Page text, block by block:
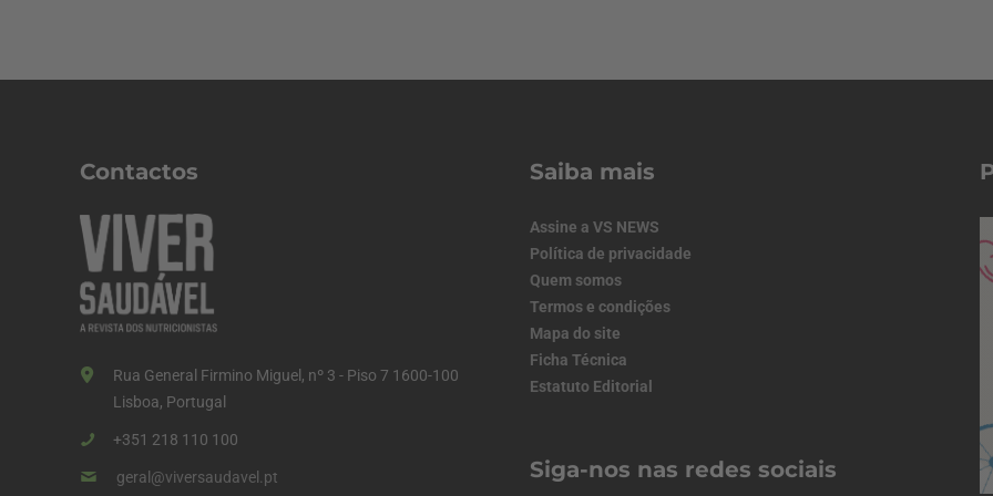
Contactos
Rua General Firmino Miguel, nº 3 - Piso 7 1600-100
Lisboa, Portugal
+351 218 110 100
geral@viversaudavel.pt
Saiba mais
Assine a VS NEWS
Política de privacidade
Quem somos
Termos e condições
Mapa do site
Ficha Técnica
Estatuto Editorial
Siga-nos nas redes sociais